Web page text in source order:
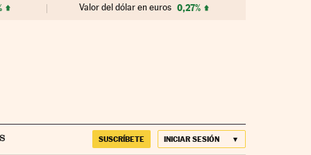
Valor del dólar en euros 0,27%
SUSCRÍBETE INICIAR SESIÓN